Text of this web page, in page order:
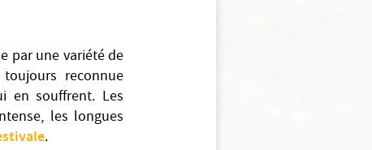
par une variété de
reconnue
en souffrent. Les
les longues
.